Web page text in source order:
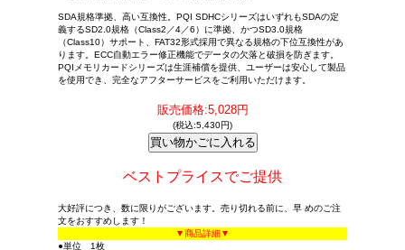
SDA規格準拠、高い互換性。PQI SDHCシリーズはいずれもSDAの定
義するSD2.0規格（Class2／4／6）に準拠、かつSD3.0規格
（Class10）サポート、FAT32形式採用で異なる規格の下位互換性があ
ります。ECC自動エラー修正機能でデータの欠落と破損を防ぎます。
PQIメモリカードシリーズは生涯補償を提供、ユーザーは安心して製品
を使用でき、完全なアフターサービスをご利用いただけます。
販売価格:5,028円
(税込:5,430円)
ベストプライスでご提供
大好評につき、数に限りがございます。売り切れる前に、早 めのご注
文をおすすめします！
▼商品詳細▼
●単位 1枚